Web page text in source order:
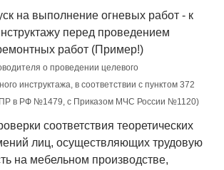
на выполнение огневых работ - к
перед проведением
работ (Пример!)
о проведении целевого
инструктажа, в соответствии с пунктом 372
в РФ №1479, c Приказом МЧС России №1120)
соответствия теоретических
лиц, осуществляющих трудовую
на мебельном производстве,